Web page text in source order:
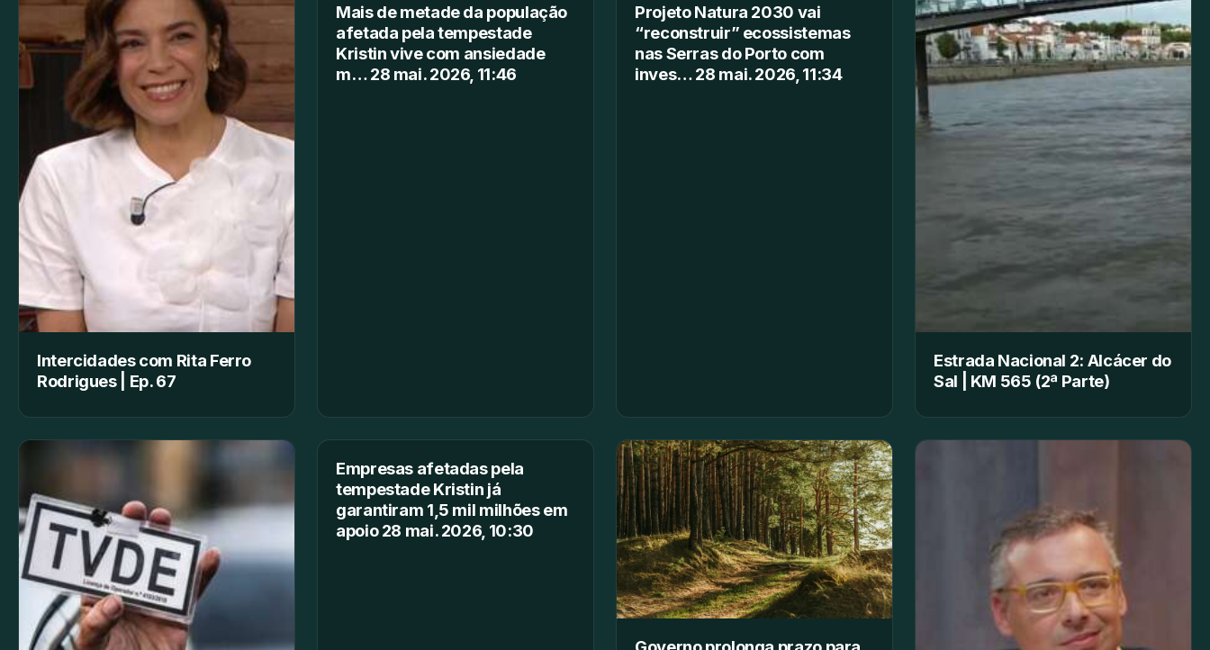
Intercidades com Rita Ferro
Rodrigues | Ep. 67
Mais de metade da população
afetada pela tempestade
Kristin vive com ansiedade
m… 28 mai. 2026, 11:46
Projeto Natura 2030 vai
“reconstruir” ecossistemas
nas Serras do Porto com
inves… 28 mai. 2026, 11:34
Estrada Nacional 2: Alcácer do
Sal | KM 565 (2ª Parte)
Empresas afetadas pela
tempestade Kristin já
garantiram 1,5 mil milhões em
apoio 28 mai. 2026, 10:30